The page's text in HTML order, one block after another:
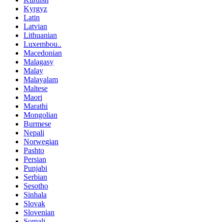
Kyrgyz
Latin
Latvian
Lithuanian
Luxembou..
Macedonian
Malagasy
Malay
Malayalam
Maltese
Maori
Marathi
Mongolian
Burmese
Nepali
Norwegian
Pashto
Persian
Punjabi
Serbian
Sesotho
Sinhala
Slovak
Slovenian